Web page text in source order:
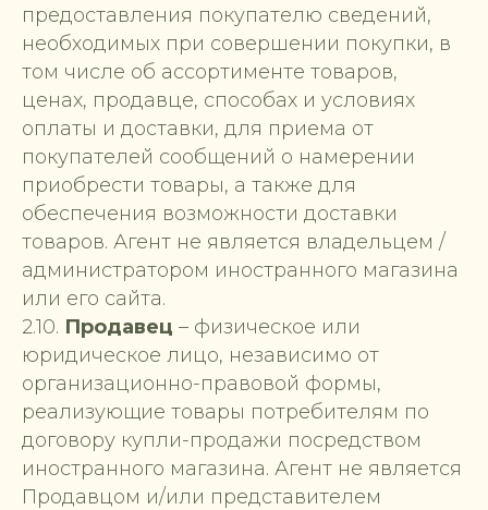
предоставления покупателю сведений,
необходимых при совершении покупки, в
том числе об ассортименте товаров,
ценах, продавце, способах и условиях
оплаты и доставки, для приема от
покупателей сообщений о намерении
приобрести товары, а также для
обеспечения возможности доставки
товаров. Агент не является владельцем /
администратором иностранного магазина
или его сайта.
2.10. Продавец – физическое или
юридическое лицо, независимо от
организационно-правовой формы,
реализующие товары потребителям по
договору купли-продажи посредством
иностранного магазина. Агент не является
Продавцом и/или представителем